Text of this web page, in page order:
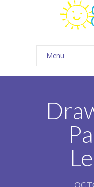
Menu
About Us
Kids Club
Employment